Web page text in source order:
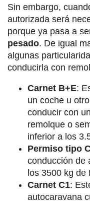
Sin embargo,
autorizada será
porque ya pasa a
pesado. De igual
algunas
conducirla con
Carnet B+E:
un coche u
conducir con
remolque o
inferior a los
Permiso tipo
conducción de
los 3500 kg de
Carnet C1:
autocaravana